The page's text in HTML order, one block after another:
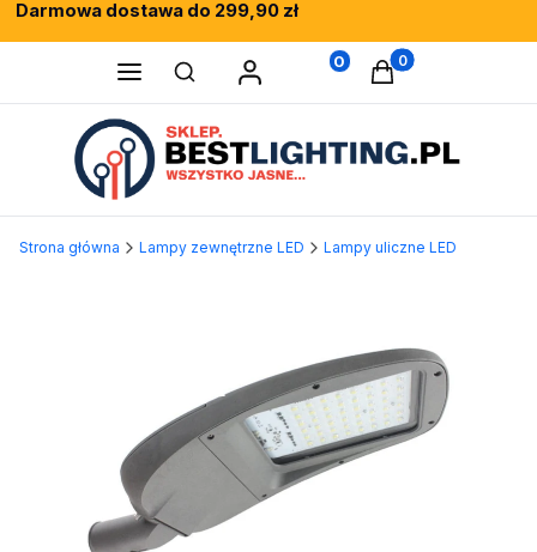
Darmowa dostawa do 299,90 zł
Rewelacyjne opinie klientów
Fachowe doradztwo
Otwórz wyszukiwarkę
0 Produkty w
Strona główna Lampy zewnętrzne LED Lampy uliczne LED